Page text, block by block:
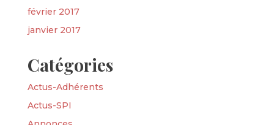
février 2017
janvier 2017
Catégories
Actus-Adhérents
Actus-SPI